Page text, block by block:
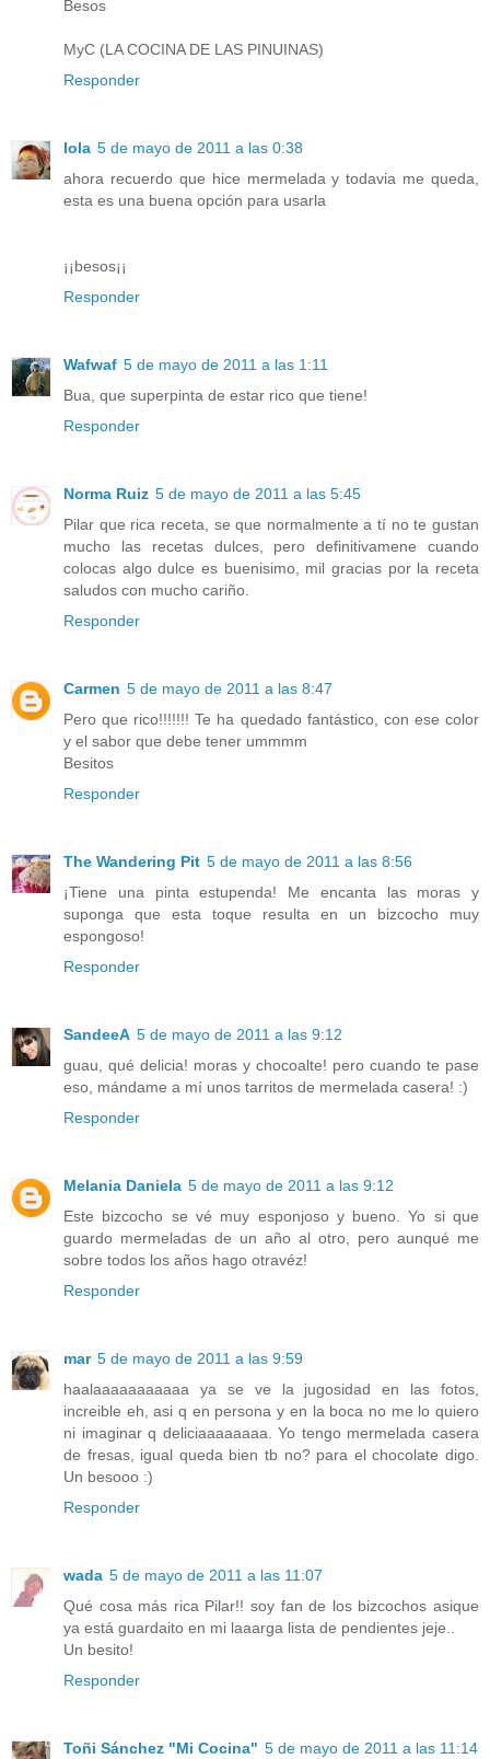
Besos
MyC (LA COCINA DE LAS PINUINAS)
Responder
lola 5 de mayo de 2011 a las 0:38
ahora recuerdo que hice mermelada y todavia me queda,
esta es una buena opción para usarla
¡¡besos¡¡
Responder
Wafwaf 5 de mayo de 2011 a las 1:11
Bua, que superpinta de estar rico que tiene!
Responder
Norma Ruiz 5 de mayo de 2011 a las 5:45
Pilar que rica receta, se que normalmente a tí no te gustan
mucho las recetas dulces, pero definitivamene cuando
colocas algo dulce es buenisimo, mil gracias por la receta
saludos con mucho cariño.
Responder
Carmen 5 de mayo de 2011 a las 8:47
Pero que rico!!!!!!! Te ha quedado fantástico, con ese color
y el sabor que debe tener ummmm
Besitos
Responder
The Wandering Pit 5 de mayo de 2011 a las 8:56
¡Tiene una pinta estupenda! Me encanta las moras y
suponga que esta toque resulta en un bizcocho muy
espongoso!
Responder
SandeeA 5 de mayo de 2011 a las 9:12
guau, qué delicia! moras y chocoalte! pero cuando te pase
eso, mándame a mí unos tarritos de mermelada casera! :)
Responder
Melania Daniela 5 de mayo de 2011 a las 9:12
Este bizcocho se vé muy esponjoso y bueno. Yo si que
guardo mermeladas de un año al otro, pero aunqué me
sobre todos los años hago otravéz!
Responder
mar 5 de mayo de 2011 a las 9:59
haalaaaaaaaaaaa ya se ve la jugosidad en las fotos,
increible eh, asi q en persona y en la boca no me lo quiero
ni imaginar q deliciaaaaaaaa. Yo tengo mermelada casera
de fresas, igual queda bien tb no? para el chocolate digo.
Un besooo :)
Responder
wada 5 de mayo de 2011 a las 11:07
Qué cosa más rica Pilar!! soy fan de los bizcochos asique
ya está guardaito en mi laaarga lista de pendientes jeje..
Un besito!
Responder
Toñi Sánchez "Mi Cocina" 5 de mayo de 2011 a las 11:14